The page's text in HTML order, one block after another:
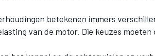
betekenen immers
van de motor. Die keuzes